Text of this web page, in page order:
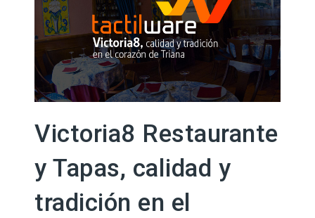
Victoria8 Restaurante
y Tapas, calidad y
tradición en el